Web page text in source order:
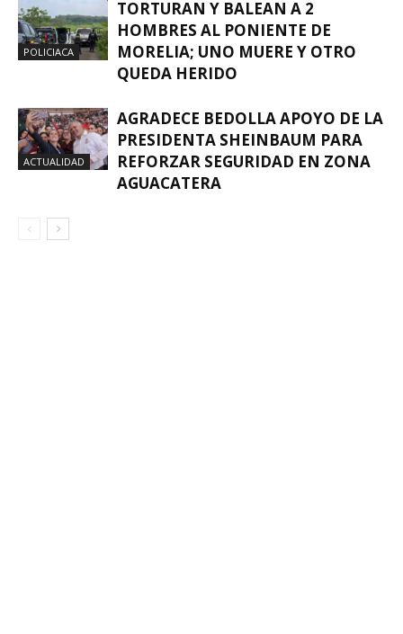
POLICIACA
TORTURAN Y BALEAN A 2
HOMBRES AL PONIENTE DE
MORELIA; UNO MUERE Y OTRO
QUEDA HERIDO
ACTUALIDAD
AGRADECE BEDOLLA APOYO DE LA
PRESIDENTA SHEINBAUM PARA
REFORZAR SEGURIDAD EN ZONA
AGUACATERA